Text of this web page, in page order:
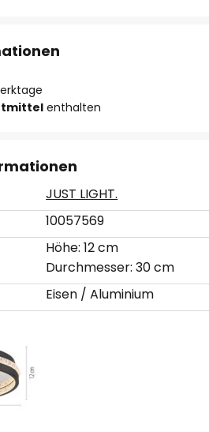
enthalten
JUST LIGHT.
10057569
Höhe: 12 cm
Durchmesser: 30 cm
Eisen / Aluminium